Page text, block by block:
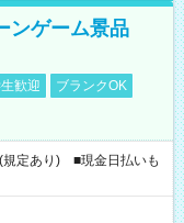
ンゲーム景品
歓迎
ブランクOK
定あり) ■現金日払いも